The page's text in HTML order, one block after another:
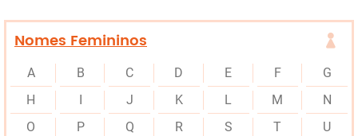
Nomes Femininos
A B C D E F
G
H
J K L M
N
O
P Q R S T
U